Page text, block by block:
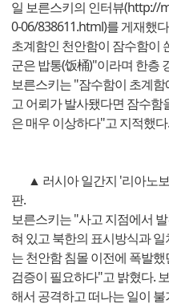
일 보른스키의 인터뷰(http://
0-06/838611.html)를 게재했
초계함인 천안함이 잠수함이
군은 밥통(饭桶)"이라며 한층
보른스키는 "잠수함이 초계
고 어뢰가 발사됐다면 잠수
은 매우 이상하다"고 지적했다.
▲ 러시아 일간지 '리아노
판.
보른스키는 "사고 지점에서
혀 있고 북한의 표시방식과
는 천안함 침몰 이전에 폭발
검증이 필요하다"고 밝혔다.
해서 공격하고 떠나는 일이